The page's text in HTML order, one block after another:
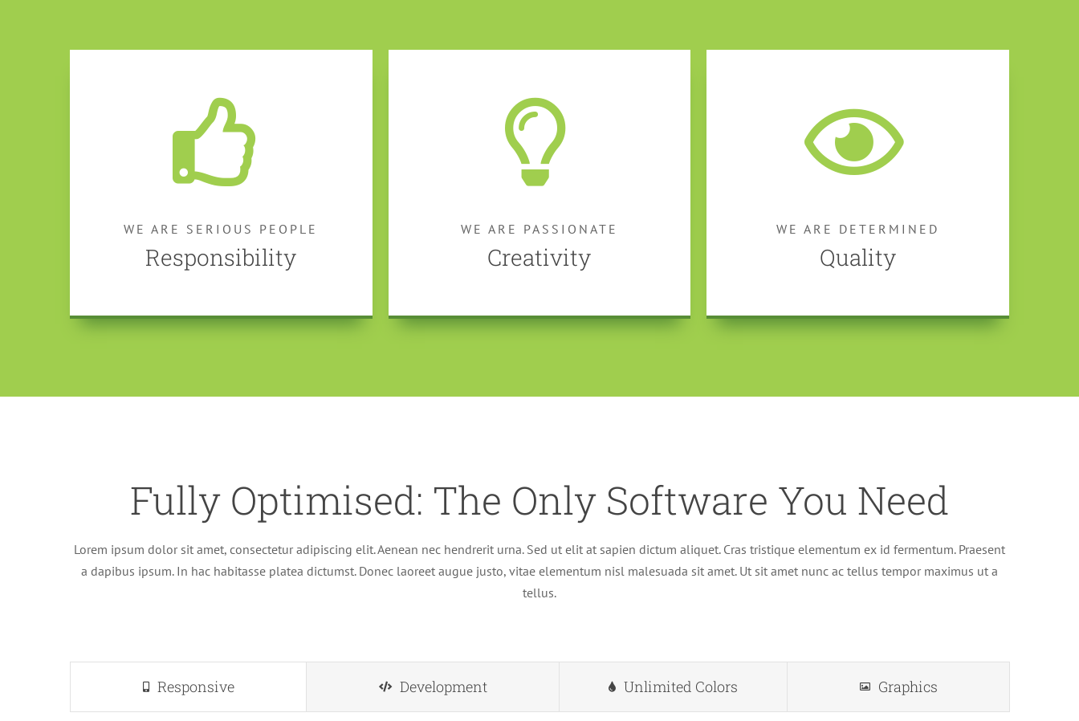
WE ARE SERIOUS PEOPLE
Responsibility
WE ARE PASSIONATE
Creativity
WE ARE DETERMINED
Quality
Fully Optimised: The Only Software You Need
Lorem ipsum dolor sit amet, consectetur adipiscing elit. Aenean nec hendrerit urna. Sed ut elit at sapien dictum aliquet. Cras tristique elementum ex id fermentum. Praesent
a dapibus ipsum. In hac habitasse platea dictumst. Donec laoreet augue justo, vitae elementum nisl malesuada sit amet. Ut sit amet nunc ac tellus tempor maximus ut a
tellus.
Responsive Development Unlimited Colors Graphics